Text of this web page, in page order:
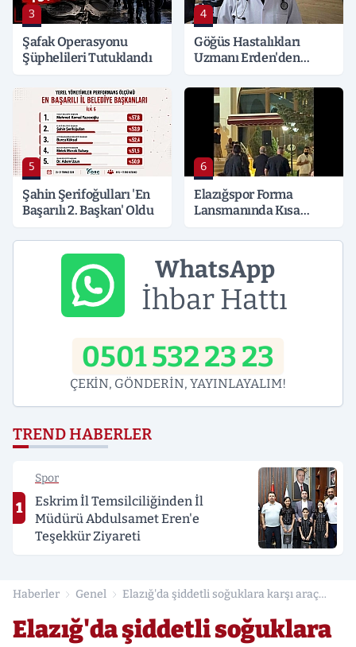
3
Şafak Operasyonu
Şüphelileri Tutuklandı
4
Göğüs Hastalıkları
Uzmanı Erden'den
5
Şahin Şerifoğulları 'En
Başarılı 2. Başkan' Oldu
6
Elazığspor Forma
Lansmanında Kısa
WhatsApp
İhbar Hattı
0501 532 23 23
ÇEKİN, GÖNDERİN, YAYINLAYALIM!
TREND HABERLER
1
Spor
Eskrim İl Temsilciliğinden İl
Müdürü Abdulsamet Eren'e
Teşekkür Ziyareti
Haberler Genel
Elazığ'da şiddetli soğuklara karşı araç
Elazığ'da şiddetli soğuklara